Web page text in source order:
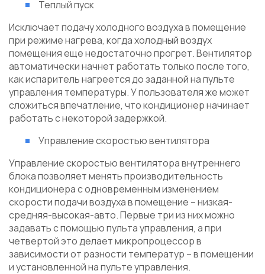
Теплый пуск
Исключает подачу холодного воздуха в помещение
при режиме нагрева, когда холодный воздух
помещения еще недостаточно прогрет. Вентилятор
автоматически начнет работать только после того,
как испаритель нагреется до заданной на пульте
управления температуры. У пользователя же может
сложиться впечатление, что кондиционер начинает
работать с некоторой задержкой.
Управление скоростью вентилятора
Управление скоростью вентилятора внутреннего
блока позволяет менять производительность
кондиционера с одновременным изменением
скорости подачи воздуха в помещение – низкая-
средняя-высокая-авто. Первые три из них можно
задавать с помощью пульта управления, а при
четвертой это делает микропроцессор в
зависимости от разности температур – в помещении
и установленной на пульте управления.